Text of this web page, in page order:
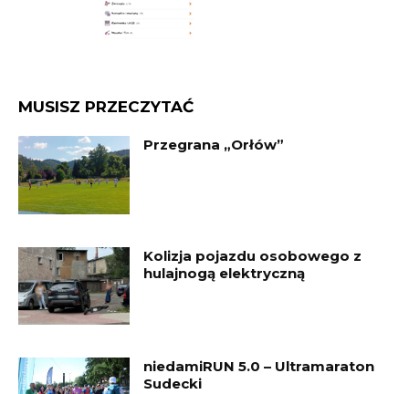
MUSISZ PRZECZYTAĆ
Przegrana „Orłów”
Kolizja pojazdu osobowego z
hulajnogą elektryczną
niedamiRUN 5.0 – Ultramaraton
Sudecki